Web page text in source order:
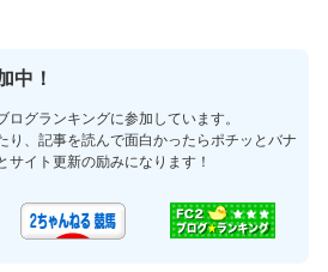
中！
グランキングに参加しています。
り、記事を読んで面白かったらポチッとバナ
イト更新の励みになります！